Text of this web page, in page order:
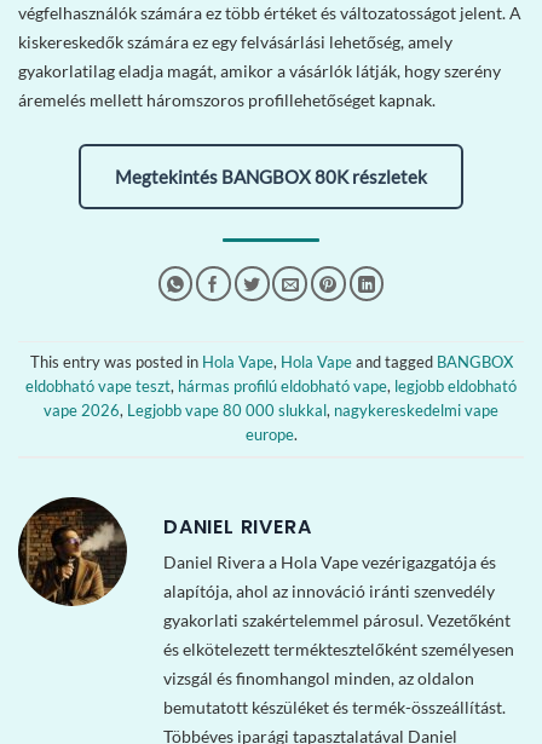
végfelhasználók számára ez több értéket és változatosságot jelent. A
kiskereskedők számára ez egy felvásárlási lehetőség, amely
gyakorlatilag eladja magát, amikor a vásárlók látják, hogy szerény
áremelés mellett háromszoros profillehetőséget kapnak.
Megtekintés BANGBOX 80K részletek
This entry was posted in Hola Vape, Hola Vapeand tagged BANGBOX
eldobható vape teszt, hármas profilú eldobható vape, legjobb eldobható
vape 2026, Legjobb vape 80 000 slukkal, nagykereskedelmi vape
europe.
DANIEL RIVERA
Daniel Rivera a Hola Vape vezérigazgatója és
alapítója, ahol az innováció iránti szenvedély
gyakorlati szakértelemmel párosul. Vezetőként
és elkötelezett terméktesztelőként személyesen
vizsgál és finomhangol minden, az oldalon
bemutatott készüléket és termék-összeállítást.
Többéves iparági tapasztalatával Daniel